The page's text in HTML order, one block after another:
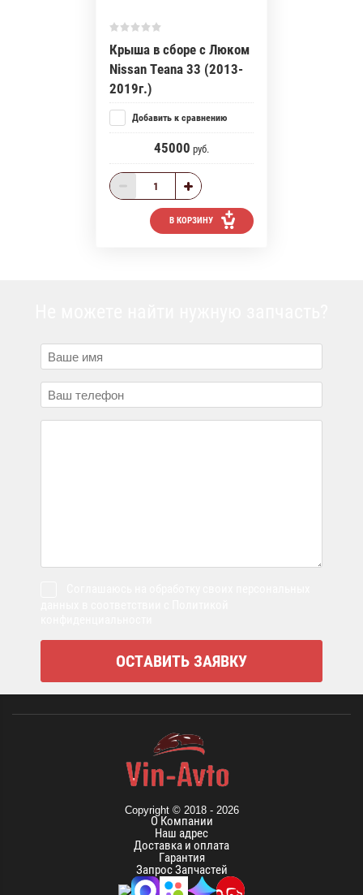
Крыша в сборе с Люком
Nissan Teana 33 (2013-
2019г.)
Добавить к сравнению
45000 руб.
В КОРЗИНУ
Copyright © 2018 - 2026
О Компании
Наш адрес
Доставка и оплата
Гарантия
Запрос Запчастей